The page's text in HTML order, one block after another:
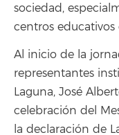
sociedad,
centros educativos
Al inicio de la
representantes
Laguna, José
celebración del
la declaración de